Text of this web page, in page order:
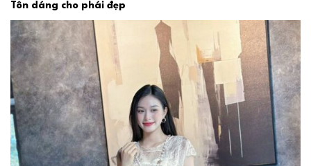
Tôn dáng cho phái đẹp